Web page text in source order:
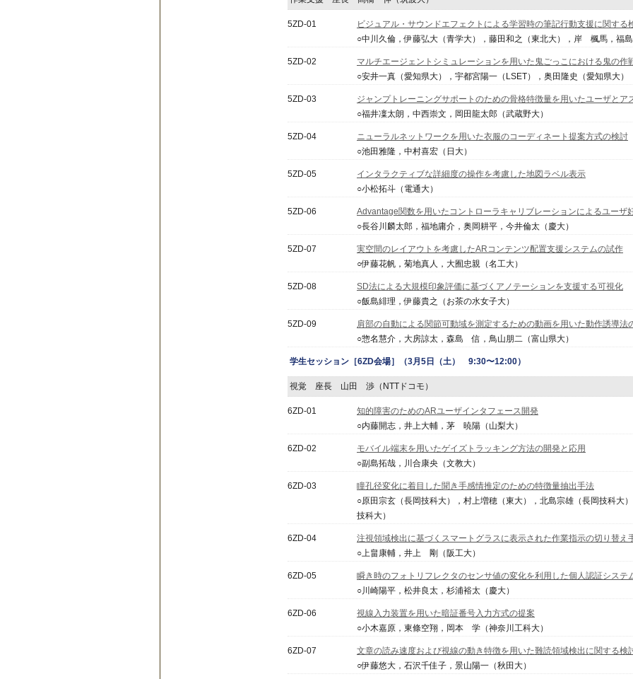
5ZD-01
ビジュアル・サウンドエフェクトによる学習時の筆記行動支援に関する
○中川久倫，伊藤弘大（青学大），藤田和之（東北大），岸 楓馬，福島
5ZD-02
マルチエージェントシミュレーションを用いた鬼ごっこにおける鬼の作
○安井一真（愛知県大），宇都宮陽一（LSET），奥田隆史（愛知県大）
5ZD-03
ジャンプトレーニングサポートのための骨格特徴量を用いたユーザと
○福井凜太朗，中西崇文，岡田龍太郎（武蔵野大）
5ZD-04
ニューラルネットワークを用いた衣服のコーディネート提案方式の検討
○池田雅隆，中村喜宏（日大）
5ZD-05
インタラクティブな詳細度の操作を考慮した地図ラベル表示
○小松拓斗（電通大）
5ZD-06
Advantage関数を用いたコントローラキャリブレーションによるユーザ
○長谷川麟太郎，福地庸介，奥岡耕平，今井倫太（慶大）
5ZD-07
実空間のレイアウトを考慮したARコンテンツ配置支援システムの試作
○伊藤花帆，菊地真人，大囿忠親（名工大）
5ZD-08
SD法による大規模印象評価に基づくアノテーションを支援する可視化
○飯島緋理，伊藤貴之（お茶の水女子大）
5ZD-09
肩部の自動による関節可動域を測定するための動画を用いた動作誘導法
○惣名慧介，大房諒太，森島 信，鳥山朋二（富山県大）
学生セッション ［6ZD会場］（3月5日（土） 9:30〜12:00）
視覚 座長 山田 渉（NTTドコモ）
6ZD-01
知的障害のためのARユーザインタフェース開発
○内藤開志，井上大輔，茅 暁陽（山梨大）
6ZD-02
モバイル端末を用いたゲイズトラッキング方法の開発と応用
○副島拓哉，川合康央（文教大）
6ZD-03
瞳孔径変化に着目した聞き手感情推定のための特徴量抽出手法
○原田宗玄（長岡技科大），村上増穂（東大），北島宗雄（長岡技科大
技科大）
6ZD-04
注視領域検出に基づくスマートグラスに表示された作業指示の切り替え
○上畠康輔，井上 剛（阪工大）
6ZD-05
瞬き時のフォトリフレクタのセンサ値の変化を利用した個人認証システ
○川崎陽平，松井良太，杉浦裕太（慶大）
6ZD-06
視線入力装置を用いた暗証番号入力方式の提案
○小木嘉原，東條空翔，岡本 学（神奈川工科大）
6ZD-07
文章の読み速度および視線の動き特徴を用いた難読領域検出に関する検
○伊藤悠大，石沢千佳子，景山陽一（秋田大）